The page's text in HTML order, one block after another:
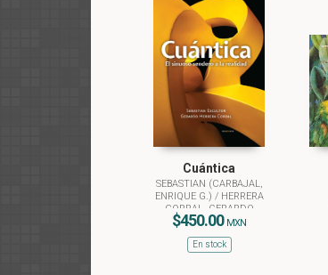
Cuántica
SEBASTIAN (CARBAJAL,
ENRIQUE G.) / HERRERA
CORRAL, GERARDO
$450.00 MXN
En stock